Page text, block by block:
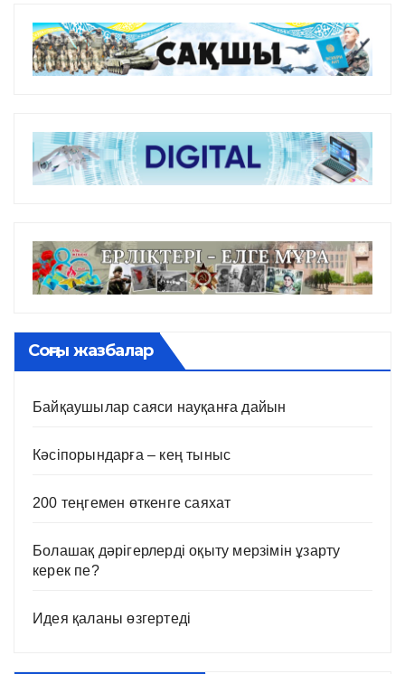
Соңғы жазбалар
Байқаушылар саяси науқанға дайын
Кәсіпорындарға – кең тыныс
200 теңгемен өткенге саяхат
Болашақ дәрігерлерді оқыту мерзімін ұзарту
керек пе?
Идея қаланы өзгертеді